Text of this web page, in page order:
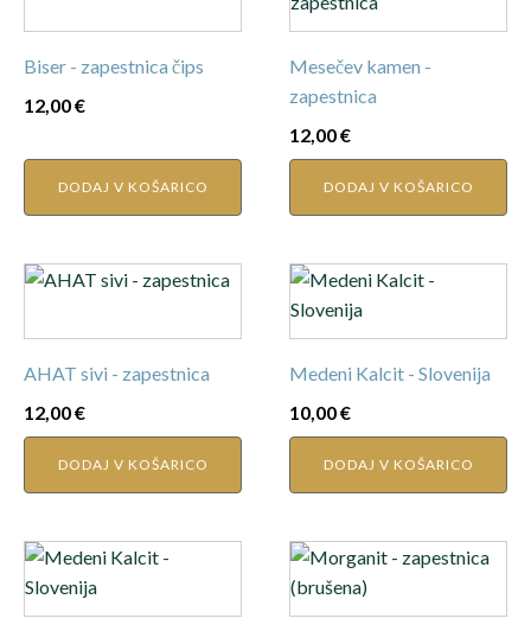
Biser - zapestnica čips
12,00€
DODAJ V KOŠARICO
Mesečev kamen -
zapestnica
12,00€
DODAJ V KOŠARICO
AHAT sivi - zapestnica
12,00€
DODAJ V KOŠARICO
Medeni Kalcit - Slovenija
10,00€
DODAJ V KOŠARICO